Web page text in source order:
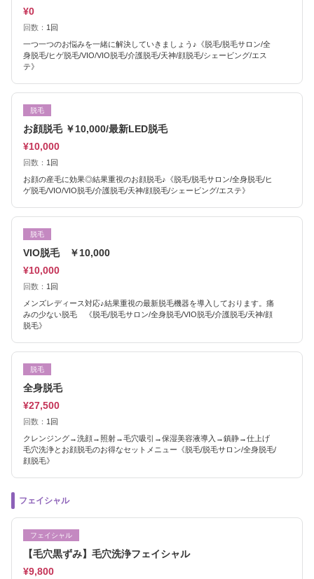
¥0
回数： 1回
一つ一つのお悩みを一緒に解決していきましょう♪《脱毛/脱毛サロン/全
身脱毛/ヒゲ脱毛/VIO/VIO脱毛/介護脱毛/天神/顔脱毛/シェービング/エス
テ》
脱毛
お顔脱毛 ￥10,000/最新LED脱毛
¥10,000
回数： 1回
お顔の産毛に効果◎結果重視のお顔脱毛♪《脱毛/脱毛サロン/全身脱毛/ヒ
ゲ脱毛/VIO/VIO脱毛/介護脱毛/天神/顔脱毛/シェービング/エステ》
脱毛
VIO脱毛 ￥10,000
¥10,000
回数： 1回
メンズレディース対応♪結果重視の最新脱毛機器を導入しております。痛
みの少ない脱毛 《脱毛/脱毛サロン/全身脱毛/VIO脱毛/介護脱毛/天神/顔
脱毛》
脱毛
全身脱毛
¥27,500
回数： 1回
クレンジング→洗顔→照射→毛穴吸引→保湿美容液導入→鎮静→仕上げ
毛穴洗浄とお顔脱毛のお得なセットメニュー《脱毛/脱毛サロン/全身脱毛/
顔脱毛》
フェイシャル
フェイシャル
【毛穴黒ずみ】毛穴洗浄フェイシャル
¥9,800